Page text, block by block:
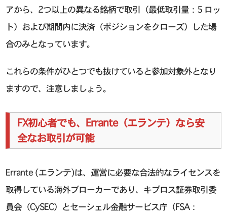
アから、2つ以上の異なる銘柄で取引（最低取引量：5 ロッ
ト）および期間内に決済（ポジションをクローズ）した場
合のみとなっています。
これらの条件がひとつでも抜けていると参加対象外となり
ますので、注意しましょう。
FX初心者でも、Errante（エランテ）なら安
全なお取引が可能
Errante (エランテ)は、運営に必要な合法的なライセンスを
取得している海外ブローカーであり、キプロス証券取引委
員会（CySEC）とセーシェル金融サービス庁（FSA：